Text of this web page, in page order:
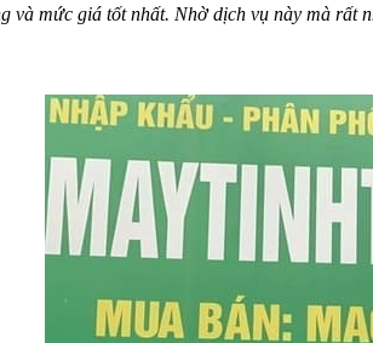
và mức giá tốt nhất. Nhờ dịch vụ này mà rất